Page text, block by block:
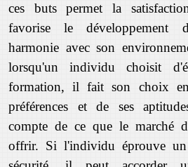
ces buts permet la
favorise le développement
harmonie avec son
lorsqu'un individu choisit
formation, il fait son choix
préférences et de ses
compte de ce que le marché
offrir. Si l'individu éprouve